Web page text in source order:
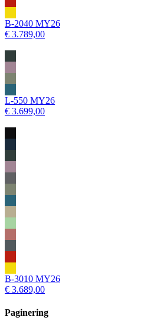
B-2040 MY26
€ 3.789,00
L-550 MY26
€ 3.699,00
B-3010 MY26
€ 3.689,00
Paginering